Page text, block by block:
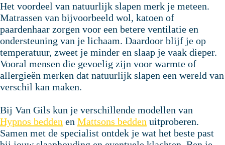
Het voordeel van natuurlijk slapen merk je meteen.
Matrassen van bijvoorbeeld wol, katoen of
paardenhaar zorgen voor een betere ventilatie en
ondersteuning van je lichaam. Daardoor blijf je op
temperatuur, zweet je minder en slaap je vaak dieper.
Vooral mensen die gevoelig zijn voor warmte of
allergieën merken dat natuurlijk slapen een wereld van
verschil kan maken.
Bij Van Gils kun je verschillende modellen van
Hypnos bedden en Mattsons bedden uitproberen.
Samen met de specialist ontdek je wat het beste past